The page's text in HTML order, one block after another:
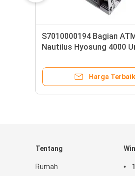
S7010000194 Bagian ATM
Nautilus Hyosung 4000
2700CE 7010000194
Harga Terbaik
Tentang
Rumah